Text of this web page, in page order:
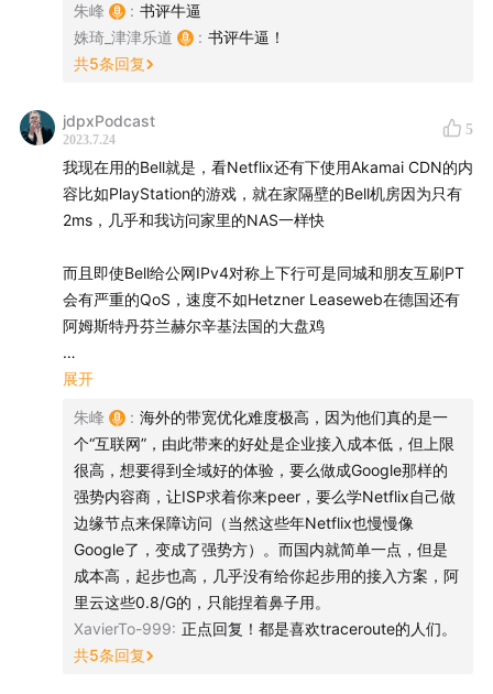
家。（微博：@zhufengme）
高春辉：「科技乱炖」主播。“中国互联网站长第一
辉，微信公众号：老高的互联网杂谈）
Tinyfool：资深程序员，YouTube博主。（YouTube：
www.youtube.com ）
【制作团队】
后期 / 卷圈
封面 / 姝琦@midjourney
运营 / 卷圈，Sand
【联系我们】
希望大家在听友群和评论区多多反馈收听感受，这对我们
来说十分重要。欢迎添加津津乐道小助手微信：
dao160301，加入听友群
【关于「科技乱炖」】
由多名资深从业者主持的科技点评播客，以实际工作中积
吸引他们返回县城的关键原因，并不是县城低廉的房价或者
公务员那低廉的薪水，而是美团外卖。甚至县城复杂的人际
是回到县城的人都要点外卖，但美团外卖是一种生活方式，
他们将北上广的生活方式带回了县城，京东下单一台 PS5，
扫地机器人、自动猫砂盆和小米全家桶一应俱全，关上门，
仿佛还在北京。感谢美团和京东。
少有人发现的是，京东和美团已经彻底改变了我们，如果用
常见的鸡汤话来解读，他们的创始人和员工们，确实通过自
己的手改变了世界 —— 至少改变了中国，就如同亚马逊也改
了。
亚马逊和京东们的使命就是履单，他们没有任何恶意，只为
解决问题。他们支付最低工资以上的时薪，他们给员工上保
险，他们用机器人减轻工人的劳动强度，他们在各地建设仓
库以提高配送效率。他们在最偏远的山区都有前置仓，让山
沟里的居民们有机会用低廉的价格买到空调和洗衣机，买到
漱口水、消毒液、洗衣凝珠、PS5 游戏机。
他们也干掉了山里的小卖部、给小卖部供货的渠道商、给渠
道商供货的上级渠道商，他们信奉没有中间商赚差价，他们
杀死所有中间商，中间商的员工们们转型去做配送和快递
朱峰 : 书评牛逼
姝琦_津津乐道
: 书评牛逼！
共5条回复
jdpxPodcast
2023.7.24
5
我现在用的Bell就是，看Netflix还有下使用Akamai CDN的内
容比如PlayStation的游戏，就在家隔壁的Bell机房因为只有
2ms，几乎和我访问家里的NAS一样快
而且即使Bell给公网IPv4对称上下行可是同城和朋友互刷PT
会有严重的QoS，速度不如Hetzner Leaseweb在德国还有
阿姆斯特丹芬兰赫尔辛基法国的大盘鸡
Steam更新我看是Bell AS577通过Comcast AS7922 IP
北美各大ISP除了用北美自己有的Tier 1比如Level 3 Cogent
GTT Zayo，老常客是瑞典Telia的Arelion AS1299。这瑞典
公司在北美无论是美国还是加拿大，骨干网是真的多
北美特别是加拿大的ISP不做人，那手机话费和宽带费在
OECD国家都是名列前茅
铺设FTTH的格局感觉和美国差不多，美西是AT&T加西是
Telus，美东是Verizon FiOS加东是Bell（当然美国现在还有
展开
朱峰 : 海外的带宽优化难度极高，因为他们真的是一
个“互联网”，由此带来的好处是企业接入成本低，但上限
很高，想要得到全域好的体验，要么做成Google那样的
强势内容商，让ISP求着你来peer，要么学Netflix自己做
边缘节点来保障访问（当然这些年Netflix也慢慢像
Google了，变成了强势方）。而国内就简单一点，但是
成本高，起步也高，几乎没有给你起步用的接入方案，阿
里云这些0.8/G的，只能捏着鼻子用。
XavierTo-999: 正点回复！都是喜欢traceroute的人们。
共5条回复